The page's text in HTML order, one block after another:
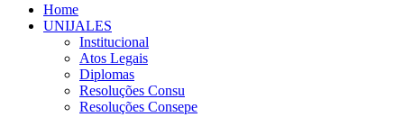
Home
UNIJALES
Institucional
Atos Legais
Diplomas
Resoluções Consu
Resoluções Consepe